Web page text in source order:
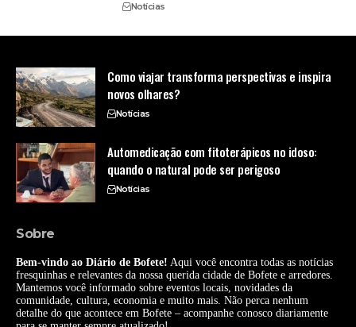
Notícias
Como viajar transforma perspectivas e inspira
novos olhares?
Notícias
Automedicação com fitoterápicos no idoso:
quando o natural pode ser perigoso
Notícias
Sobre
Bem-vindo ao Diário de Bofete! Aqui você encontra todas as notícias
fresquinhas e relevantes da nossa querida cidade de Bofete e arredores.
Mantemos você informado sobre eventos locais, novidades da
comunidade, cultura, economia e muito mais. Não perca nenhum
detalhe do que acontece em Bofete – acompanhe conosco diariamente